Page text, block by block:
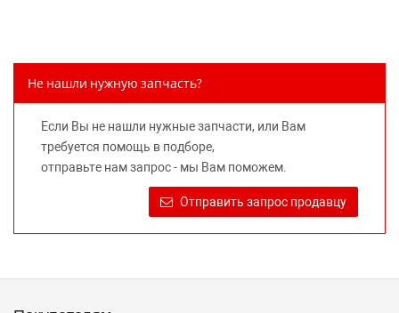
предлагаемых к продаже запасных частей для
правообладателей указанных товарных знаков.
Требование предоставлять покупателю необходимую и
достоверную информацию о товаре, предлагаемом к
продаже, обеспечивающую возможность их правильного
выбора возложено на продавца (изготовителя) Законом
«О защите прав потребителей».
Не нашли нужную запчасть?
Если Вы не нашли нужные запчасти, или Вам
требуется помощь в подборе,
отправьте нам запрос - мы Вам поможем.
Отправить запрос продавцу